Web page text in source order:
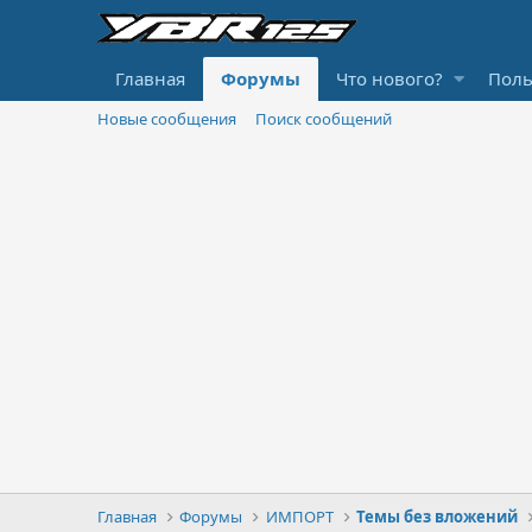
Главная Форумы Что нового?
Новые сообщения Поиск сообщений
Главная Форумы ИМПОРТ Темы без вложений